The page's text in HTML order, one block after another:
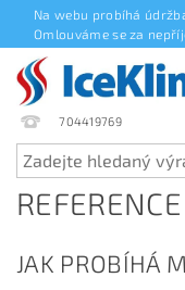
Na webu probíhá
Omlouváme se za
704419769
REFERENCE
JAK PROBÍHÁ